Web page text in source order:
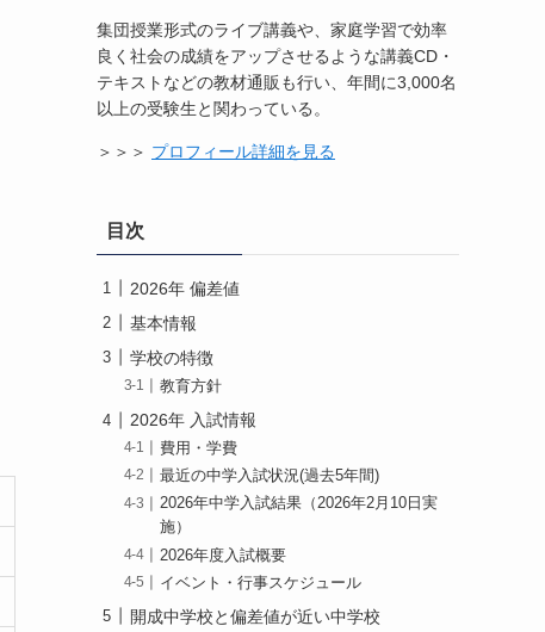
集団授業形式のライブ講義や、家庭学習で効率
良く社会の成績をアップさせるような講義CD・
テキストなどの教材通販も行い、年間に3,000名
以上の受験生と関わっている。
＞＞＞ プロフィール詳細を見る
目次
2026年 偏差値
基本情報
学校の特徴
教育方針
2026年 入試情報
費用・学費
最近の中学入試状況(過去5年間)
2026年中学入試結果（2026年2月10日実
施）
2026年度入試概要
イベント・行事スケジュール
開成中学校と偏差値が近い中学校